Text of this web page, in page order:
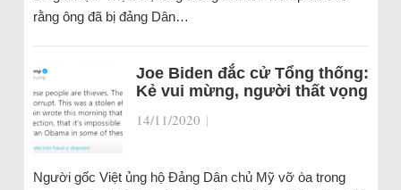
rằng ông đã bị đảng Dân…
Joe Biden đắc cử Tổng thống:
Kẻ vui mừng, người thất vọng
14/11/2020 |
Người gốc Việt ủng hộ Đảng Dân chủ Mỹ vỡ òa trong